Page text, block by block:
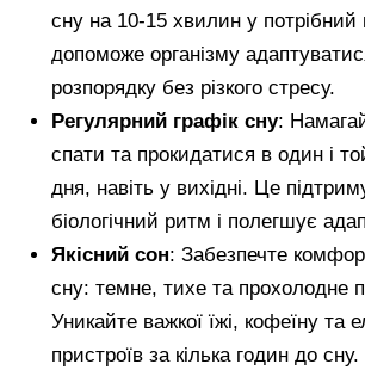
сну на 10-15 хвилин у
допоможе організму
розпорядку без різкого стресу.
Регулярний графік сну:
спати та прокидатися в один і
дня, навіть у вихідні. Це
біологічний ритм і полегшує
Якісний сон: Забезпечте
сну: темне, тихе та прохолодне
Уникайте важкої їжі, кофеїну та
пристроїв за кілька годин до сну.